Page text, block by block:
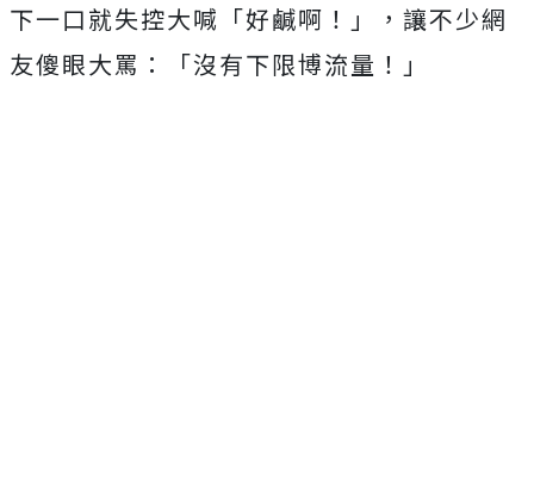
下一口就失控大喊「好鹹啊！」，讓不少網
友傻眼大罵：「沒有下限博流量！」